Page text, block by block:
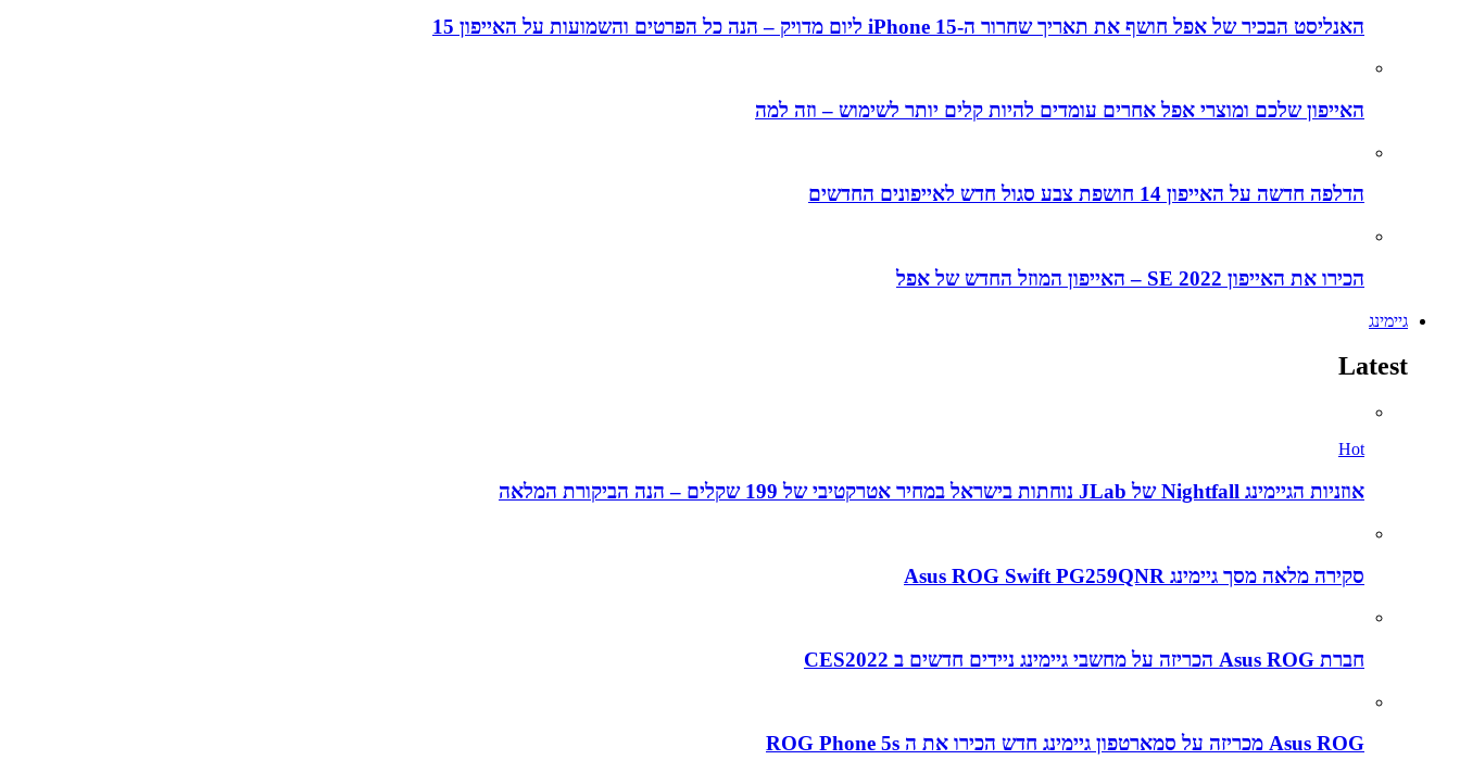
האנליסט הבכיר של אפל חושף את תאריך שחרור ה-iPhone 15 ליום מדויק – הנה כל הפרטים והשמועות על האייפון 15
האייפון שלכם ומוצרי אפל אחרים עומדים להיות קלים יותר לשימוש – וזה למה
הדלפה חדשה על האייפון 14 חושפת צבע סגול חדש לאייפונים החדשים
הכירו את האייפון SE 2022 – האייפון המוזל החדש של אפל
גיימינג
Latest
Hot
אוזניות הגיימינג Nightfall של JLab נוחתות בישראל במחיר אטרקטיבי של 199 שקלים – הנה הביקורת המלאה
סקירה מלאה מסך גיימינג Asus ROG Swift PG259QNR
חברת Asus ROG הכריזה על מחשבי גיימינג ניידים חדשים ב CES2022
Asus ROG מכריזה על סמארטפון גיימינג חדש הכירו את ה ROG Phone 5s